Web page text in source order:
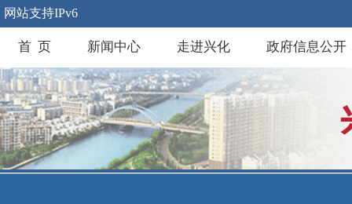
网站支持IPv6
首 页 新闻中心 走进兴化 政府信息公开